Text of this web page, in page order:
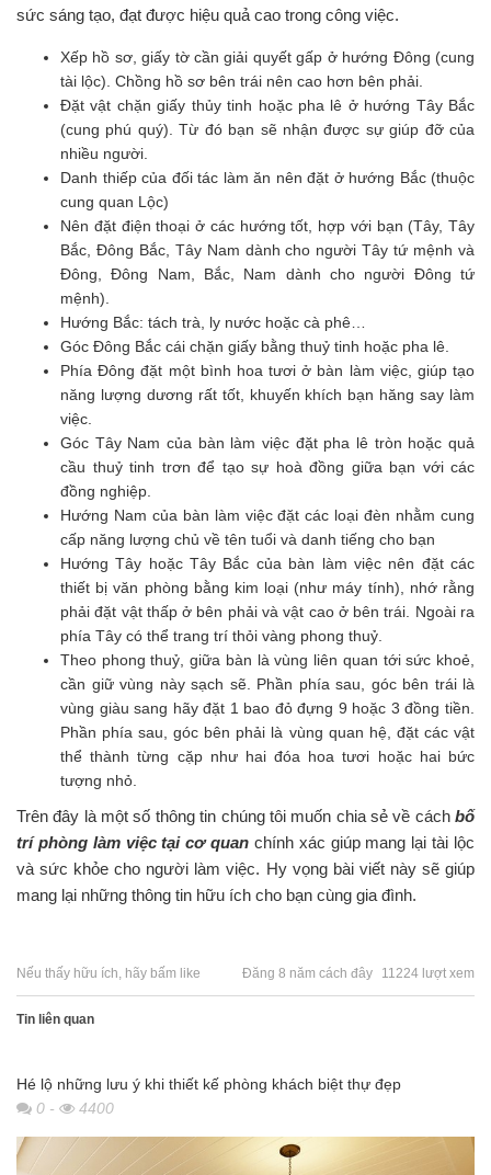
sức sáng tạo, đạt được hiệu quả cao trong công việc.
Xếp hồ sơ, giấy tờ cần giải quyết gấp ở hướng Đông (cung
tài lộc). Chồng hồ sơ bên trái nên cao hơn bên phải.
Đặt vật chặn giấy thủy tinh hoặc pha lê ở hướng Tây Bắc
(cung phú quý). Từ đó bạn sẽ nhận được sự giúp đỡ của
nhiều người.
Danh thiếp của đối tác làm ăn nên đặt ở hướng Bắc (thuộc
cung quan Lộc)
Nên đặt điện thoại ở các hướng tốt, hợp với bạn (Tây, Tây
Bắc, Đông Bắc, Tây Nam dành cho người Tây tứ mệnh và
Đông, Đông Nam, Bắc, Nam dành cho người Đông tứ
mệnh).
Hướng Bắc: tách trà, ly nước hoặc cà phê…
Góc Đông Bắc cái chặn giấy bằng thuỷ tinh hoặc pha lê.
Phía Đông đặt một bình hoa tươi ở bàn làm việc, giúp tạo
năng lượng dương rất tốt, khuyến khích bạn hăng say làm
việc.
Góc Tây Nam của bàn làm việc đặt pha lê tròn hoặc quả
cầu thuỷ tinh trơn để tạo sự hoà đồng giữa bạn với các
đồng nghiệp.
Hướng Nam của bàn làm việc đặt các loại đèn nhằm cung
cấp năng lượng chủ về tên tuổi và danh tiếng cho bạn
Hướng Tây hoặc Tây Bắc của bàn làm việc nên đặt các
thiết bị văn phòng bằng kim loại (như máy tính), nhớ rằng
phải đặt vật thấp ở bên phải và vật cao ở bên trái. Ngoài ra
phía Tây có thể trang trí thỏi vàng phong thuỷ.
Theo phong thuỷ, giữa bàn là vùng liên quan tới sức khoẻ,
cần giữ vùng này sạch sẽ. Phần phía sau, góc bên trái là
vùng giàu sang hãy đặt 1 bao đỏ đựng 9 hoặc 3 đồng tiền.
Phần phía sau, góc bên phải là vùng quan hệ, đặt các vật
thể thành từng cặp như hai đóa hoa tươi hoặc hai bức
tượng nhỏ.
Trên đây là một số thông tin chúng tôi muốn chia sẻ về cách bố
trí phòng làm việc tại cơ quan chính xác giúp mang lại tài lộc
và sức khỏe cho người làm việc. Hy vọng bài viết này sẽ giúp
mang lại những thông tin hữu ích cho bạn cùng gia đình.
Nếu thấy hữu ích, hãy bấm like Đăng 8 năm cách đây 11224 lượt xem
Tin liên quan
Hé lộ những lưu ý khi thiết kế phòng khách biệt thự đẹp
0 - 4400